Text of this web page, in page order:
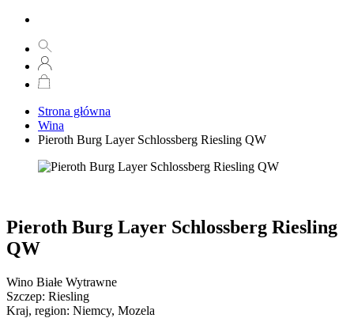
Strona główna
Wina
Pieroth Burg Layer Schlossberg Riesling QW
Pieroth Burg Layer Schlossberg Riesling
QW
Wino Białe Wytrawne
Szczep: Riesling
Kraj, region: Niemcy, Mozela